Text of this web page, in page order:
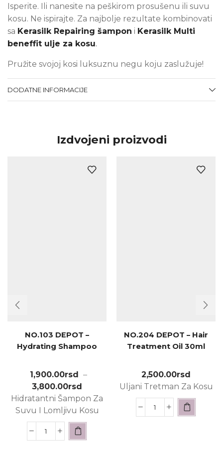
Isperite. Ili nanesite na peškirom prosušenu ili suvu
kosu. Ne ispirajte. Za najbolje rezultate kombinovati
sa Kerasilk Repairing šampon i Kerasilk Multi
beneffit ulje za kosu.
Pružite svojoj kosi luksuznu negu koju zaslužuje!
DODATNE INFORMACIJE
Izdvojeni proizvodi
NO.103 DEPOT –
Hydrating Shampoo
1,900.00rsd
–
3,800.00rsd
Hidratantni Šampon Za
Suvu I Lomljivu Kosu
NO.204 DEPOT – Hair
Treatment Oil 30ml
2,500.00rsd
Uljani Tretman Za Kosu